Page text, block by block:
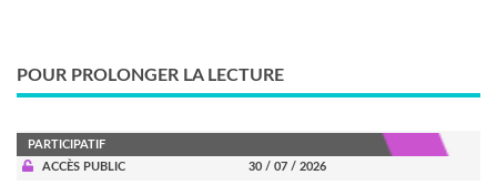
POUR PROLONGER LA LECTURE
PARTICIPATIF
ACCÈS PUBLIC
30 / 07 / 2026